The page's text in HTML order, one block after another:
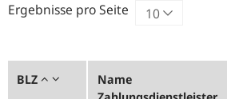
Ergebnisse pro Seite
BLZ
Name